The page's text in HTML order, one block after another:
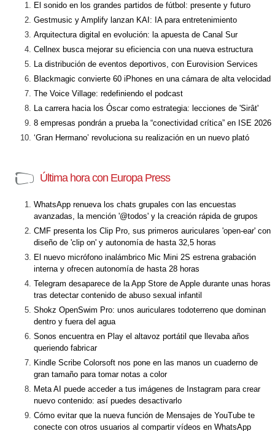
El sonido en los grandes partidos de fútbol: presente y futuro
Gestmusic y Amplify lanzan KAI: IA para entretenimiento
Arquitectura digital en evolución: la apuesta de Canal Sur
Cellnex busca mejorar su eficiencia con una nueva estructura
La distribución de eventos deportivos, con Eurovision Services
Blackmagic convierte 60 iPhones en una cámara de alta velocidad
The Voice Village: redefiniendo el podcast
La carrera hacia los Óscar como estrategia: lecciones de 'Sirât'
8 empresas pondrán a prueba la “conectividad crítica” en ISE 2026
‘Gran Hermano’ revoluciona su realización en un nuevo plató
Última hora con Europa Press
WhatsApp renueva los chats grupales con las encuestas
avanzadas, la mención '@todos' y la creación rápida de grupos
CMF presenta los Clip Pro, sus primeros auriculares 'open-ear' con
diseño de 'clip on' y autonomía de hasta 32,5 horas
El nuevo micrófono inalámbrico Mic Mini 2S estrena grabación
interna y ofrecen autonomía de hasta 28 horas
Telegram desaparece de la App Store de Apple durante unas horas
tras detectar contenido de abuso sexual infantil
Shokz OpenSwim Pro: unos auriculares todoterreno que dominan
dentro y fuera del agua
Sonos encuentra en Play el altavoz portátil que llevaba años
queriendo fabricar
Kindle Scribe Colorsoft nos pone en las manos un cuaderno de
gran tamaño para tomar notas a color
Meta AI puede acceder a tus imágenes de Instagram para crear
nuevo contenido: así puedes desactivarlo
Cómo evitar que la nueva función de Mensajes de YouTube te
conecte con otros usuarios al compartir vídeos en WhatsApp